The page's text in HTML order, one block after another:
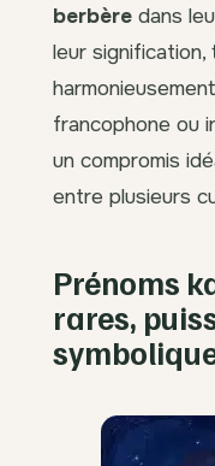
berbère dans
leur
francophone ou
un compromis
entre plusieurs
Prénoms
rares,